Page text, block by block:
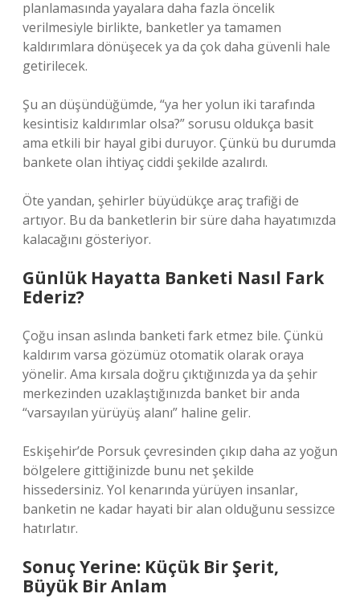
planlamasında yayalara daha fazla öncelik
verilmesiyle birlikte, banketler ya tamamen
kaldırımlara dönüşecek ya da çok daha güvenli hale
getirilecek.
Şu an düşündüğümde, “ya her yolun iki tarafında
kesintisiz kaldırımlar olsa?” sorusu oldukça basit
ama etkili bir hayal gibi duruyor. Çünkü bu durumda
bankete olan ihtiyaç ciddi şekilde azalırdı.
Öte yandan, şehirler büyüdükçe araç trafiği de
artıyor. Bu da banketlerin bir süre daha hayatımızda
kalacağını gösteriyor.
Günlük Hayatta Banketi Nasıl Fark
Ederiz?
Çoğu insan aslında banketi fark etmez bile. Çünkü
kaldırım varsa gözümüz otomatik olarak oraya
yönelir. Ama kırsala doğru çıktığınızda ya da şehir
merkezinden uzaklaştığınızda banket bir anda
“varsayılan yürüyüş alanı” haline gelir.
Eskişehir’de Porsuk çevresinden çıkıp daha az yoğun
bölgelere gittiğinizde bunu net şekilde
hissedersiniz. Yol kenarında yürüyen insanlar,
banketin ne kadar hayati bir alan olduğunu sessizce
hatırlatır.
Sonuç Yerine: Küçük Bir Şerit,
Büyük Bir Anlam